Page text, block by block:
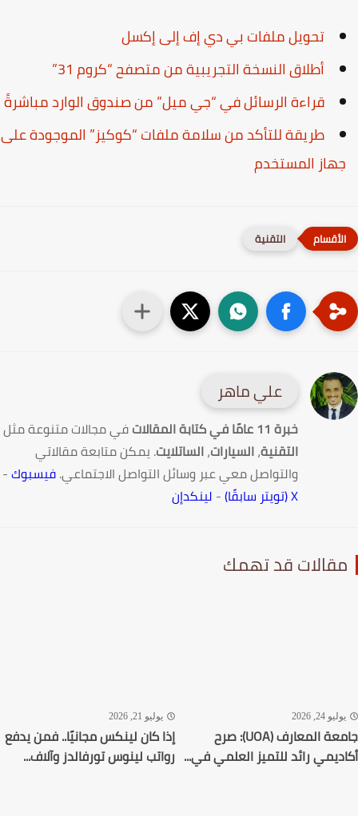
تحويل ملفات بي دي إف إلى إكسل
أطلاق النسخة التجريبية من متصفح “كروم 31”
قراءة الرسائل في “جي ميل” من صندوق الوارد مباشرةً
طريقة للتأكد من سلامة ملفات “كوكيز” الموجودة على
المستخدم
التقنية
علي ماهر
خبرة 11 عامًا في كتابة المقالات
في مجالات متنوعة مثل
التقنية،السيارات،الساتلايت. يمكن متابعة مقالاتي
والتواصل معي عبر وسائل التواصل الاجتماعي.فيسبوك-
-لينكدإن
قد تهمك
24, 2026
جامعة المعارف (UOA): صرح
رائد للتميز العلمي في...
يوليو 21, 2026
إذا كان لينكس مجانيًا.. فمن يدفع
رواتب لينوس تورفالدز وآلاف...